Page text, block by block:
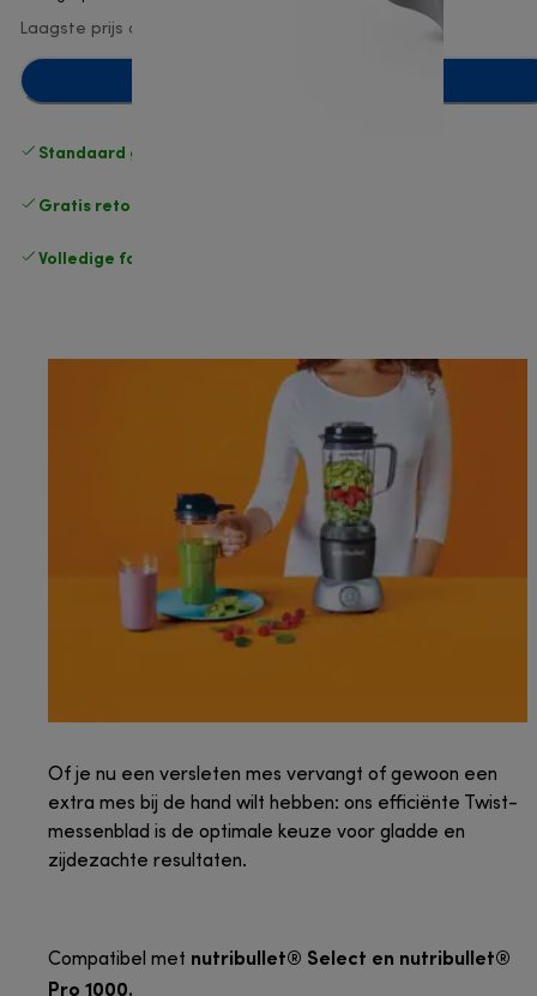
Laagste prijs afgelopen 30 dagen
Standaard gratis verzending
Gratis retourneren
Volledige fabrieksgarantie
Of je nu een versleten mes vervangt of gewoon een
extra mes bij de hand wilt hebben: ons efficiënte Twist-
messenblad is de optimale keuze voor gladde en
zijdezachte resultaten.
Compatibel met nutribullet® Select en nutribullet®
Pro 1000.